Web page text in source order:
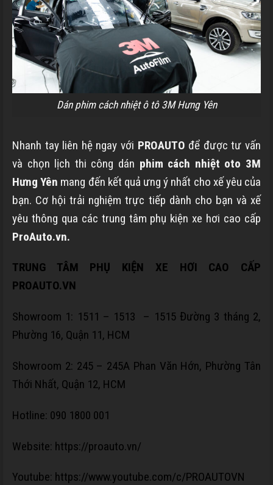
Dán phim cách nhiệt ô tô 3M Hưng Yên
Nhanh tay liên hệ ngay với PROAUTO để được tư vấn
và chọn lịch thi công dán phim cách nhiệt oto 3M
Hưng Yên mang đến kết quả ưng ý nhất cho xế yêu của
bạn. Cơ hội trải nghiệm trực tiếp dành cho bạn và xế
yêu thông qua các trung tâm phụ kiện xe hơi cao cấp
ProAuto.vn.
TRUNG TÂM PHỤ KIỆN XE HƠI CAO CẤP
PROAUTO.VN
Showroom 1: 1511 – 1513 – 1515 Đường 3 tháng 2,
Phường 16, Quận 11, HCM
Showroom 2: 245 – 245A Phan Văn Hớn, Phường Tân
Thới Nhất, Quận 12, HCM
Hotline: 090 1800 001
Website: https://proauto.vn/
Youtube: https://www.youtube.com/c/PROAUTOVN